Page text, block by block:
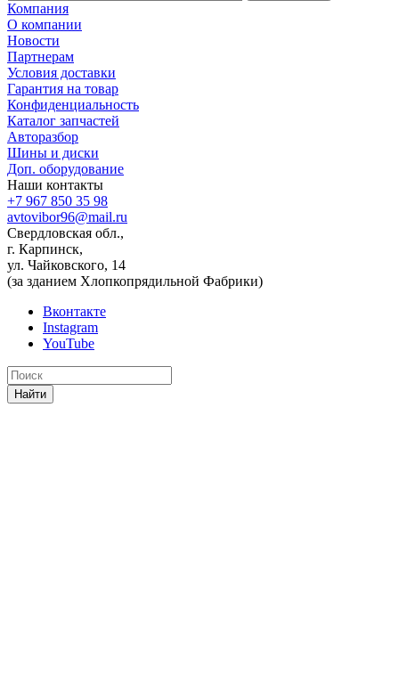
Компания
О компании
Новости
Партнерам
Условия доставки
Гарантия на товар
Конфиденциальность
Каталог запчастей
Авторазбор
Шины и диски
Доп. оборудование
Наши контакты
+7 967 850 35 98
avtovibor96@mail.ru
Свердловская обл.,
г. Карпинск,
ул. Чайковского, 14
(за зданием Хлопкопрядильной Фабрики)
Вконтакте
Instagram
YouTube
Найти